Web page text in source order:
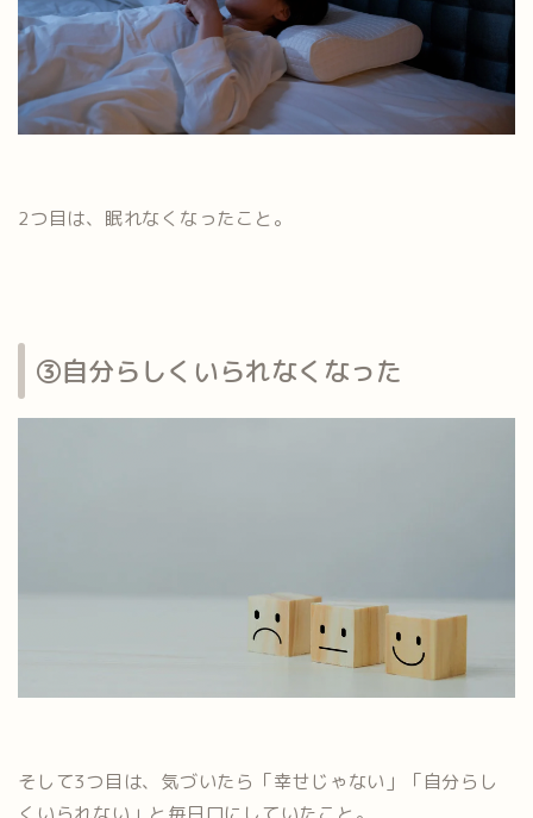
2つ目は、眠れなくなったこと。
③自分らしくいられなくなった
そして3つ目は、気づいたら「幸せじゃない」「自分らし